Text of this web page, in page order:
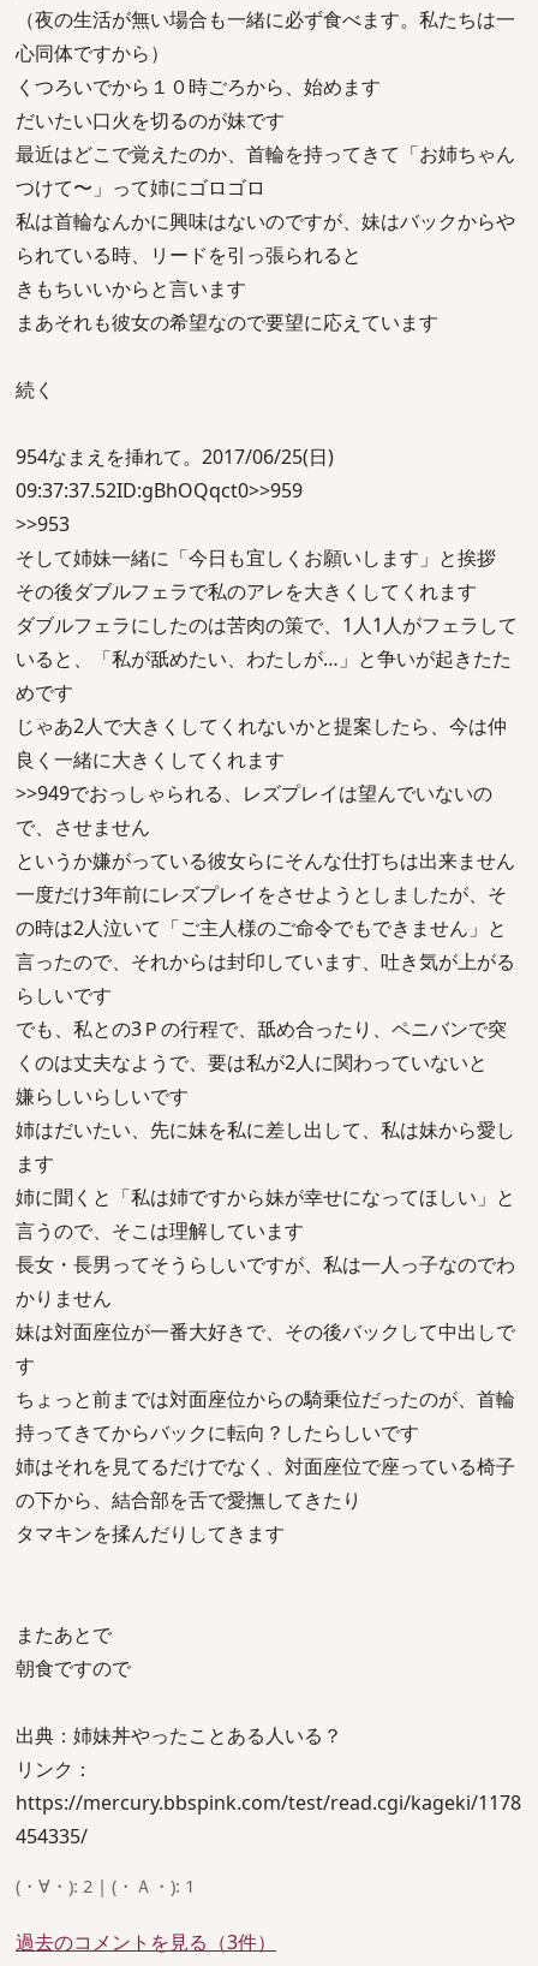
（夜の生活が無い場合も一緒に必ず食べます。私たちは一
心同体ですから）
くつろいでから１０時ごろから、始めます
だいたい口火を切るのが妹です
最近はどこで覚えたのか、首輪を持ってきて「お姉ちゃん
つけて〜」って姉にゴロゴロ
私は首輪なんかに興味はないのですが、妹はバックからや
られている時、リードを引っ張られると
きもちいいからと言います
まあそれも彼女の希望なので要望に応えています
続く
954なまえを挿れて。2017/06/25(日)
09:37:37.52ID:gBhOQqct0>>959
>>953
そして姉妹一緒に「今日も宜しくお願いします」と挨拶
その後ダブルフェラで私のアレを大きくしてくれます
ダブルフェラにしたのは苦肉の策で、1人1人がフェラして
いると、「私が舐めたい、わたしが…」と争いが起きたた
めです
じゃあ2人で大きくしてくれないかと提案したら、今は仲
良く一緒に大きくしてくれます
>>949でおっしゃられる、レズプレイは望んでいないの
で、させません
というか嫌がっている彼女らにそんな仕打ちは出来ません
一度だけ3年前にレズプレイをさせようとしましたが、そ
の時は2人泣いて「ご主人様のご命令でもできません」と
言ったので、それからは封印しています、吐き気が上がる
らしいです
でも、私との3Ｐの行程で、舐め合ったり、ペニバンで突
くのは丈夫なようで、要は私が2人に関わっていないと
嫌らしいらしいです
姉はだいたい、先に妹を私に差し出して、私は妹から愛し
ます
姉に聞くと「私は姉ですから妹が幸せになってほしい」と
言うので、そこは理解しています
長女・長男ってそうらしいですが、私は一人っ子なのでわ
かりません
妹は対面座位が一番大好きで、その後バックして中出しで
す
ちょっと前までは対面座位からの騎乗位だったのが、首輪
持ってきてからバックに転向？したらしいです
姉はそれを見てるだけでなく、対面座位で座っている椅子
の下から、結合部を舌で愛撫してきたり
タマキンを揉んだりしてきます
またあとで
朝食ですので
出典：姉妹丼やったことある人いる？
リンク：
https://mercury.bbspink.com/test/read.cgi/kageki/1178
454335/
(・∀・): 2 | (・Ａ・): 1
過去のコメントを見る（3件）